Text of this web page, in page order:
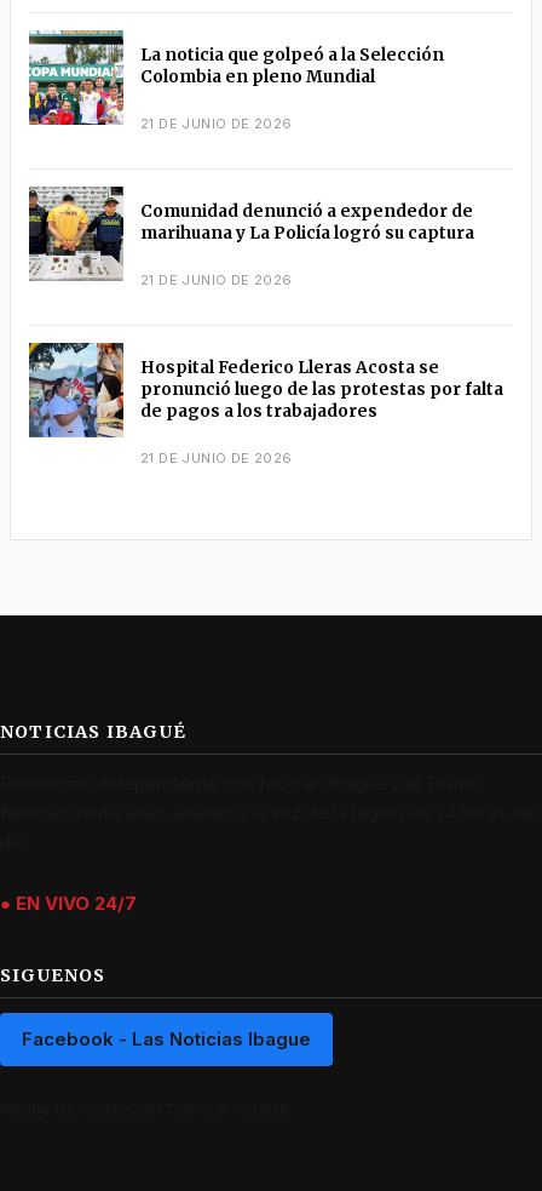
La noticia que golpeó a la Selección
Colombia en pleno Mundial
21 DE JUNIO DE 2026
Comunidad denunció a expendedor de
marihuana y La Policía logró su captura
21 DE JUNIO DE 2026
Hospital Federico Lleras Acosta se
pronunció luego de las protestas por falta
de pagos a los trabajadores
21 DE JUNIO DE 2026
NOTICIAS IBAGUÉ
● EN VIVO 24/7
SIGUENOS
Facebook - Las Noticias Ibague